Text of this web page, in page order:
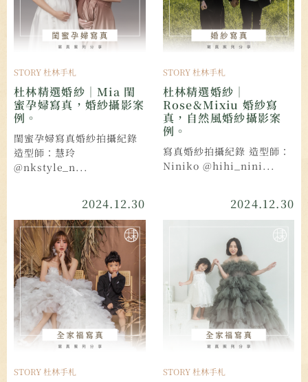
STORY 杜林手札
杜林精選婚紗｜Mia 閨
蜜孕婦寫真，婚紗攝影案
例。
閨蜜孕婦寫真婚紗拍攝紀錄
造型師：慧玲
@nkstyle_n...
STORY 杜林手札
杜林精選婚紗｜
Rose&Mixiu 婚紗寫
真，自然風婚紗攝影案
例。
寫真婚紗拍攝紀錄 造型師：
Niniko @hihi_nini...
2024.12.30
STORY 杜林手札
2024.12.30
STORY 杜林手札